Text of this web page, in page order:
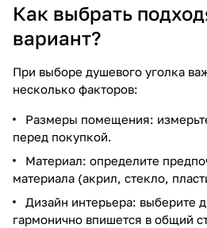
Как выбрать
вариант?
При выборе душевого уголка
несколько факторов:
Размеры помещения:
перед покупкой.
Материал: определите
материала (акрил, стекло,
Дизайн интерьера: выберите
гармонично впишется в общий